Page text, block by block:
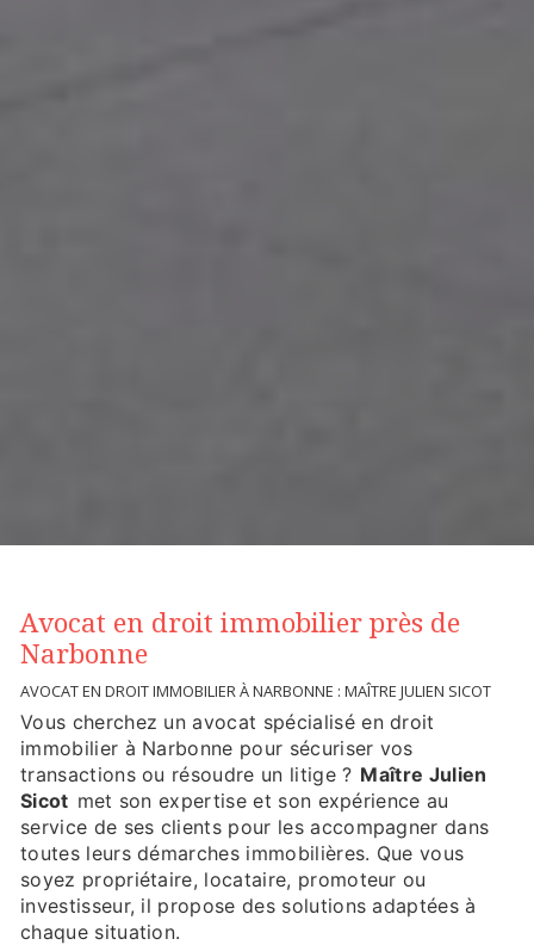
Avocat en droit immobilier près de
Narbonne
AVOCAT EN DROIT IMMOBILIER À NARBONNE : MAÎTRE JULIEN SICOT
Vous cherchez un avocat spécialisé en droit
immobilier à Narbonne pour sécuriser vos
transactions ou résoudre un litige ? Maître Julien
Sicot met son expertise et son expérience au
service de ses clients pour les accompagner dans
toutes leurs démarches immobilières. Que vous
soyez propriétaire, locataire, promoteur ou
investisseur, il propose des solutions adaptées à
chaque situation.